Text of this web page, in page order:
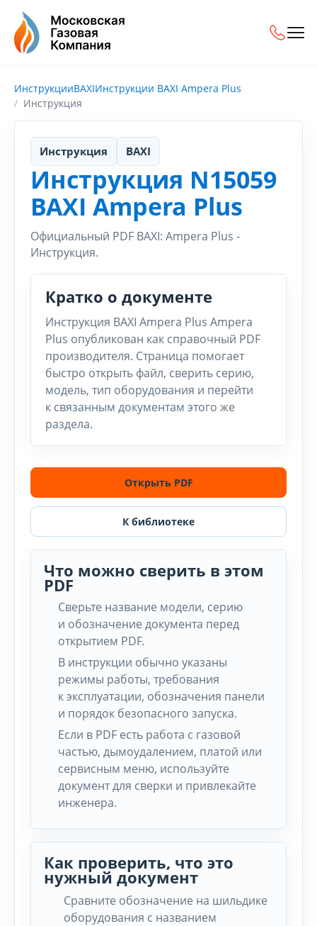
ИнструкцииBAXIИнструкции BAXI Ampera Plus
Инструкция
Инструкция BAXI
Инструкция N15059
BAXI Ampera Plus
Официальный PDF BAXI: Ampera Plus -
Инструкция.
Кратко о документе
Инструкция BAXI Ampera Plus Ampera
Plus опубликован как справочный PDF
производителя. Страница помогает
быстро открыть файл, сверить серию,
модель, тип оборудования и перейти
к связанным документам этого же
раздела.
Открыть PDF
К библиотеке
Что можно сверить в этом
PDF
Сверьте название модели, серию
и обозначение документа перед
открытием PDF.
В инструкции обычно указаны
режимы работы, требования
к эксплуатации, обозначения панели
и порядок безопасного запуска.
Если в PDF есть работа с газовой
частью, дымоудалением, платой или
сервисным меню, используйте
документ для сверки и привлекайте
инженера.
Как проверить, что это
нужный документ
Сравните обозначение на шильдике
оборудования с названием